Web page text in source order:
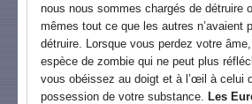
nous nous sommes chargés de détruire
mêmes tout ce que les autres n’avaient
détruire. Lorsque vous perdez votre
espèce de zombie qui ne peut plus
vous obéissez au doigt et à l’œil à celui
possession de votre substance. Les